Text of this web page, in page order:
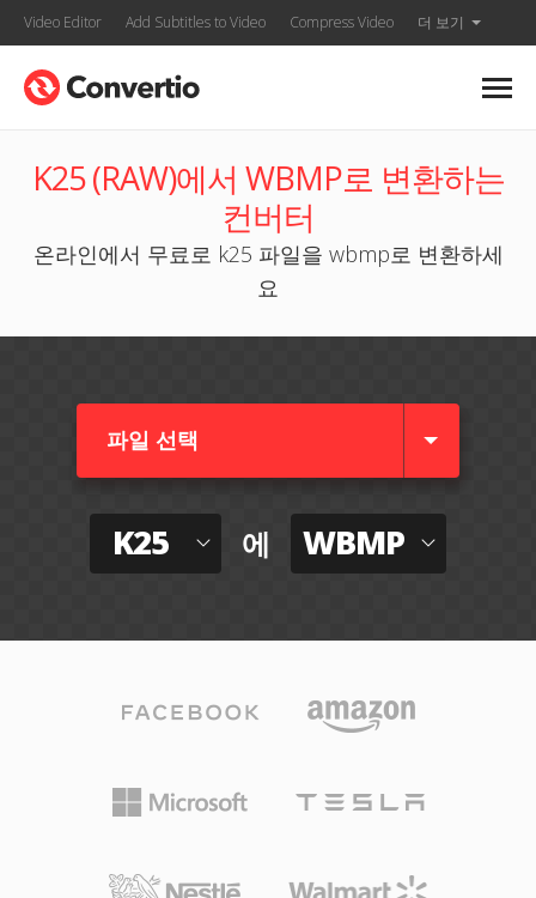
Video Editor Add Subtitles to Video Compress Video 더 보기
K25 (RAW)에서 WBMP로 변환하는
컨버터
온라인에서 무료로 k25 파일을 wbmp로 변환하세
요
파일 선택
K25 에 WBMP